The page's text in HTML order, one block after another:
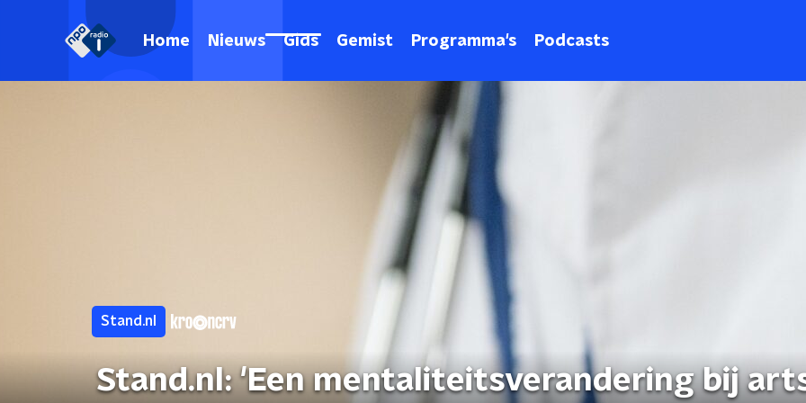
Home Nieuws Gids Gemist Programma's Podcasts
Stand.nl
Stand.nl: 'Een mentaliteitsverandering bij